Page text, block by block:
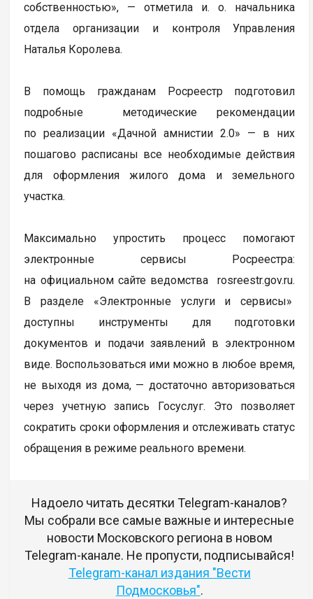
собственностью», — отметила и. о. начальника
отдела организации и контроля Управления
Наталья Королева.
В помощь гражданам Росреестр подготовил
подробные методические рекомендации
по реализации «Дачной амнистии 2.0» — в них
пошагово расписаны все необходимые действия
для оформления жилого дома и земельного
участка.
Максимально упростить процесс помогают
электронные сервисы Росреестра:
на официальном сайте ведомства rosreestr.gov.ru.
В разделе «Электронные услуги и сервисы»
доступны инструменты для подготовки
документов и подачи заявлений в электронном
виде. Воспользоваться ими можно в любое время,
не выходя из дома, — достаточно авторизоваться
через учетную запись Госуслуг. Это позволяет
сократить сроки оформления и отслеживать статус
обращения в режиме реального времени.
Надоело читать десятки Telegram-каналов?
Мы собрали все самые важные и интересные
новости Московского региона в новом
Telegram-канале. Не пропусти, подписывайся!
Telegram-канал издания "Вести
Подмосковья".